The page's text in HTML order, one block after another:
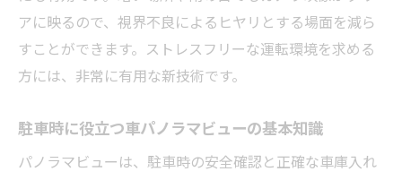
アに映るので、視界不良によるヒヤリとする場面を減ら
すことができます。ストレスフリーな運転環境を求める
方には、非常に有用な新技術です。
駐車時に役立つ車パノラマビューの基本知識
パノラマビューは、駐車時の安全確認と正確な車庫入れ